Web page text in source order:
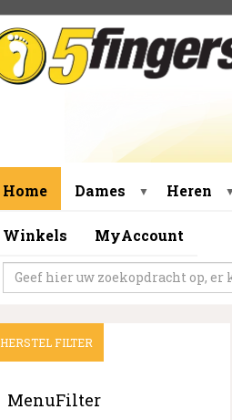
Home Dames ▼ Heren
Winkels MyAccount
HERSTEL FILTER
MenuFilter